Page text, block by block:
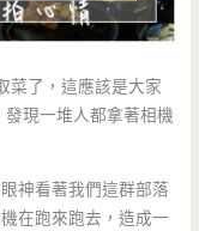
菜了，這應該是大家
現一堆人都拿著相機
神看著我們這群部落
在跑來跑去，造成一